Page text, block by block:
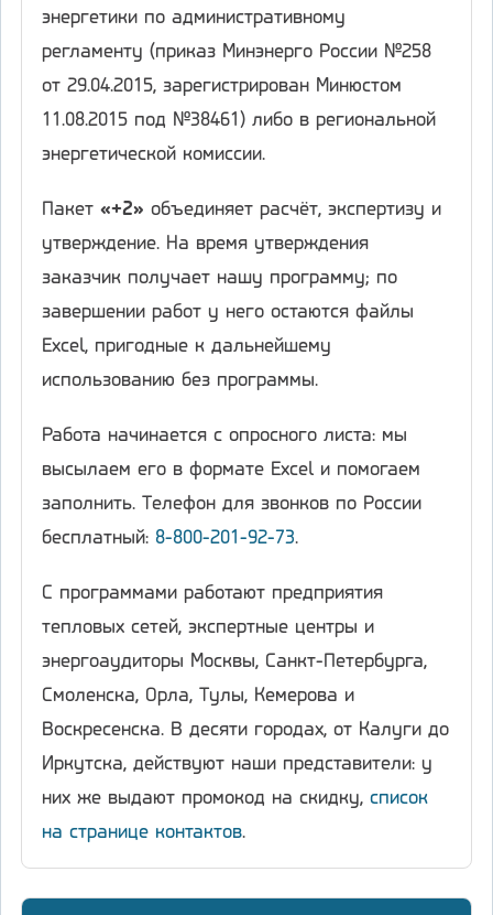
энергетики по административному
регламенту (приказ Минэнерго России №258
от 29.04.2015, зарегистрирован Минюстом
11.08.2015 под №38461) либо в региональной
энергетической комиссии.
Пакет «+2» объединяет расчёт, экспертизу и
утверждение. На время утверждения
заказчик получает нашу программу; по
завершении работ у него остаются файлы
Excel, пригодные к дальнейшему
использованию без программы.
Работа начинается с опросного листа: мы
высылаем его в формате Excel и помогаем
заполнить. Телефон для звонков по России
бесплатный: 8-800-201-92-73.
С программами работают предприятия
тепловых сетей, экспертные центры и
энергоаудиторы Москвы, Санкт-Петербурга,
Смоленска, Орла, Тулы, Кемерова и
Воскресенска. В десяти городах, от Калуги до
Иркутска, действуют наши представители: у
них же выдают промокод на скидку, список
на странице контактов.